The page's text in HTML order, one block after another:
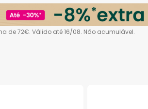
de 72€. Válido até 16/08. Não acumulável.